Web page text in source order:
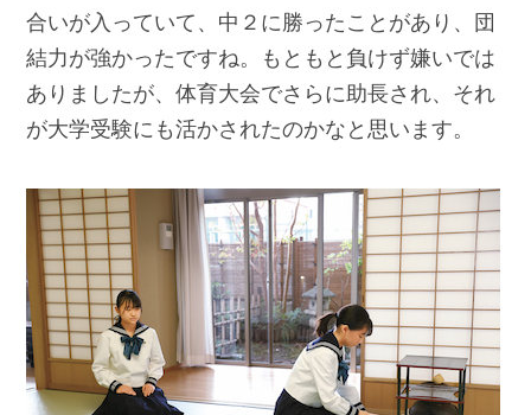
合いが入っていて、中２に勝ったことがあり、団
結力が強かったですね。もともと負けず嫌いでは
ありましたが、体育大会でさらに助長され、それ
が大学受験にも活かされたのかなと思います。